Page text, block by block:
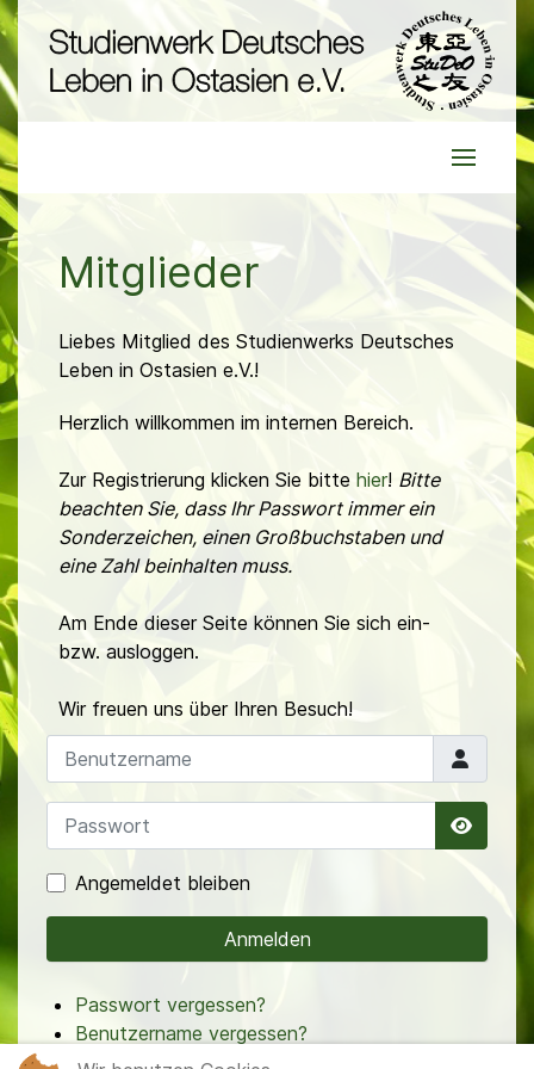
Mitglieder
Liebes Mitglied des Studienwerks Deutsches
Leben in Ostasien e.V.!
Herzlich willkommen im internen Bereich.
Zur Registrierung klicken Sie bitte hier! Bitte
beachten Sie, dass Ihr Passwort immer ein
Sonderzeichen, einen Großbuchstaben und
eine Zahl beinhalten muss.
Am Ende dieser Seite können Sie sich ein-
bzw. ausloggen.
Wir freuen uns über Ihren Besuch!
Benutzername
Passwort
Angemeldet bleiben
Anmelden
Passwort vergessen?
Benutzername vergessen?
Registrieren